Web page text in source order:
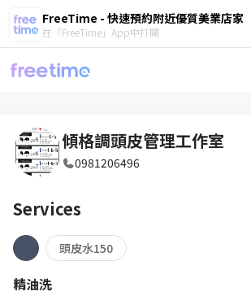
FreeTime - 快速預約附近優質美業店家
在「FreeTime」App中打開
傾格調頭皮管理工作室
0981206496
Services
頭皮水150
精油洗